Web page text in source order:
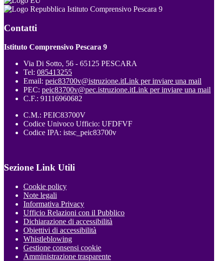
Istituto Comprensivo Pescara 9
Contatti
Istituto Comprensivo Pescara 9
Via Di Sotto, 56 - 65125 PESCARA
Tel: 085413255
Email: peic83700v@istruzione.itLink per inviare una mail
PEC: peic83700v@pec.istruzione.itLink per inviare una mail
C.F.: 91116960682
C.M.: PEIC83700V
Codice Univoco Ufficio: UFDFVF
Codice IPA: istsc_peic83700v
Sezione Link Utili
Cookie policy
Note legali
Informativa Privacy
Ufficio Relazioni con il Pubblico
Dichiarazione di accessibilità
Obiettivi di accessibilità
Whistleblowing
Gestione consensi cookie
Amministrazione trasparente